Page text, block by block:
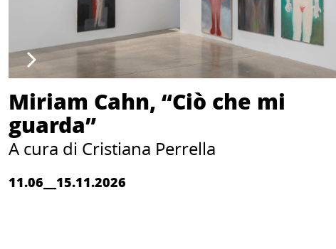
Miriam Cahn, “Ciò che mi
guarda”
A cura di Cristiana Perrella
11.06__15.11.2026